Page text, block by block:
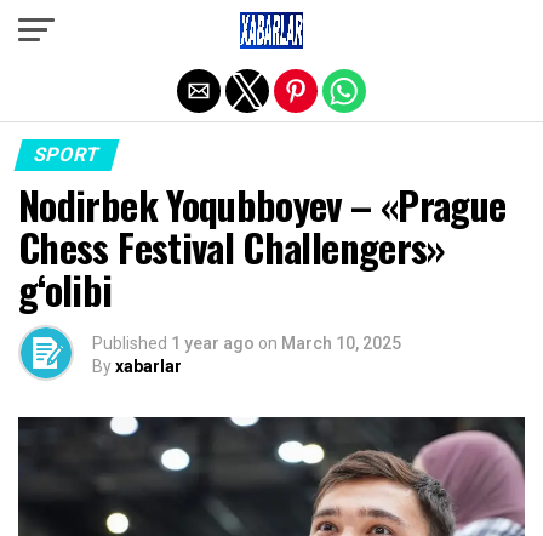
SPORT
Nodirbek Yoqubboyev – «Prague
Chess Festival Challengers»
g‘olibi
Published 1 year ago on March 10, 2025
Byxabarlar
Exit mobile version